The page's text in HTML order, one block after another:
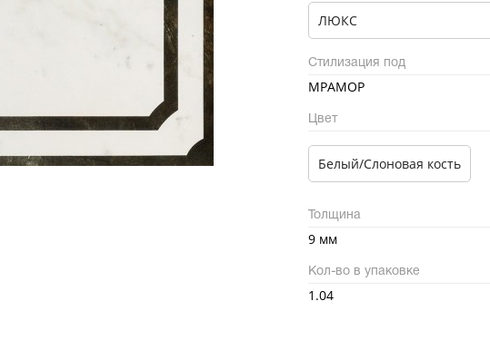
ЛЮКС
Стилизация под
МРАМОР
Цвет
Белый/Слоновая кость
Толщина
9 мм
Кол-во в упаковке
1.04